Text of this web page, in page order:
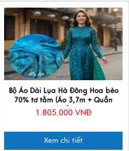
Bộ Áo Dài Lụa Hà Đông Hoa bèo
70% tơ tằm (Áo 3,7m + Quần
2,3m) khổ 90 cm
1.805.000 VNĐ
Xem chi tiết